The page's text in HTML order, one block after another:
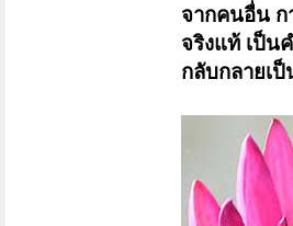
จากคนอื่น ก
จริงแท้ เป็น
กลับกลายเ